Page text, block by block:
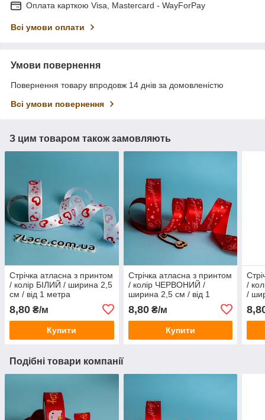
Оплата карткою Visa, Mastercard - WayForPay
Всі умови оплати
Умови повернення
Повернення товару впродовж 14 днів за домовленістю
Всі умови повернення
З цим товаром також замовляють
Стрічка атласна з принтом
/ колір БІЛИЙ / ширина 2,5
см / від 1 метра
8,80 ₴/м
Купити
Стрічка атласна з принтом
/ колір ЧЕРВОНИЙ /
ширина 2,5 см / від 1
8,80₴/м
Купити
/
/
Подібні товари компанії